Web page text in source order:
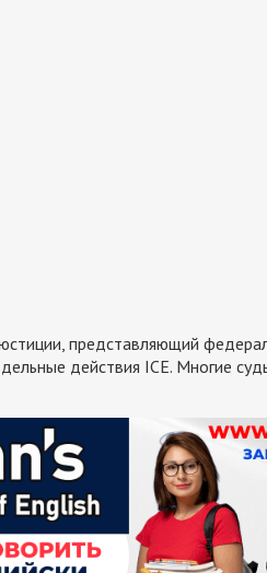
представляющий
действия ICE. Многие